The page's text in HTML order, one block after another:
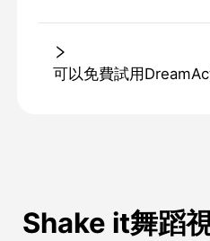
可以免費試用
Shake it舞蹈